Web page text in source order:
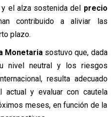
y el alza sostenida del precio
contribuido a aliviar las
plazo.
Monetaria sostuvo que, dada
nivel neutral y los riesgos
resulta adecuado
y evaluar con cautela
meses, en función de la